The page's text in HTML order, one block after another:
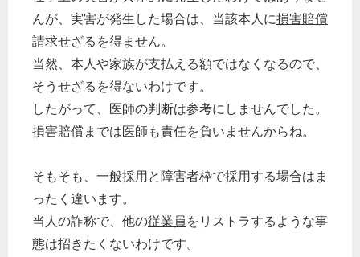
んが、実害が発生した場合は、当該本人に損害賠償
請求せざるを得ません。
当然、本人や家族が支払える額ではなくなるので、
そうせざるを得ないわけです。
したがって、医師の判断は参考にしませんでした。
損害賠償までは医師も責任を負いませんからね。
そもそも、一般採用と障害者枠で採用する場合はま
ったく違います。
当人の詐称で、他の従業員 をリストラするような事
態は招きたくないわけです。